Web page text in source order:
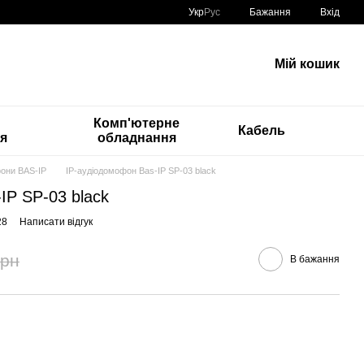
УкрРус Бажання Вхід
Мій кошик
Комп'ютерне
обладнання
Кабель
BAS-IP IP-аудіодомофон Bas-IP SP-03 black
SP-03 black
Написати відгук
В бажання